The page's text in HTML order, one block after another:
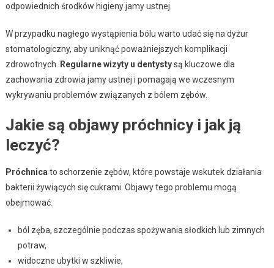
odpowiednich środków higieny jamy ustnej.
W przypadku nagłego wystąpienia bólu warto udać się na dyżur
stomatologiczny, aby uniknąć poważniejszych komplikacji
zdrowotnych.
Regularne wizyty u dentystysą kluczowe dla
zachowania zdrowia jamy ustnej i pomagają we wczesnym
wykrywaniu problemów związanych z bólem zębów.
Jakie są objawy próchnicy i jak ją
leczyć?
Próchnica to schorzenie zębów, które powstaje wskutek działania
bakterii żywiących się cukrami. Objawy tego problemu mogą
obejmować:
ból zęba, szczególnie podczas spożywania słodkich lub zimnych
potraw,
widoczne ubytki w szkliwie,